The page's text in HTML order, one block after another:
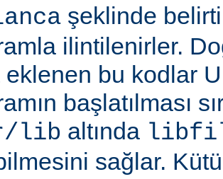
şeklinde
ilintilenirler.
eklenen bu kodlar
başlatılması
lib altında
sağlar.